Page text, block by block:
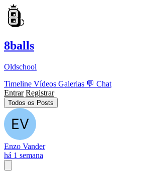
8balls
Oldschool
Timeline Vídeos Galerias 💬 Chat
Entrar Registrar
Todos os Posts
Enzo Vander
há 1 semana